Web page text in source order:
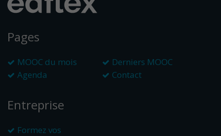
Pages
MOOC du mois
Derniers MOOC
Agenda
Contact
Entreprise
Formez vos